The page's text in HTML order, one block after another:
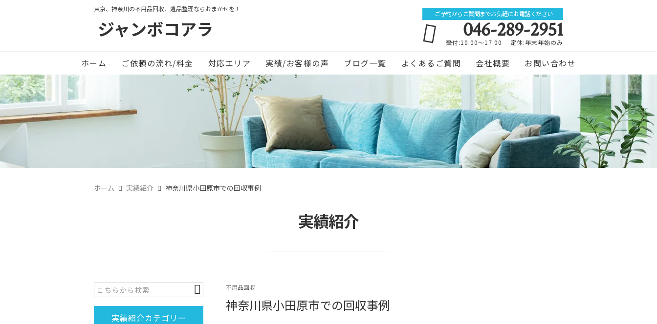
東京、神奈川の不用品回収、遺品整理ならおまかせを！
ジャンボコアラ
ご予約からご質問までお気軽にお電話ください
046-289-2951
受付:10:00～17:00 定休:年末年始のみ
ホーム ご依頼の流れ/料金 対応エリア 実績/お客様の声 ブログ一覧 よくあるご質問 会社概要 お問い合わせ
ホーム 実績紹介 神奈川県小田原市での回収事例
実績紹介
不用品回収
神奈川県小田原市での回収事例
実績紹介カテゴリー